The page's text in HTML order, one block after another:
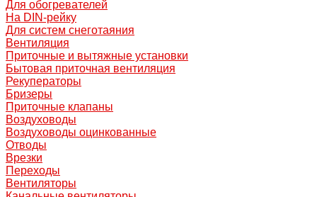
Для обогревателей
На DIN-рейку
Для систем снеготаяния
Вентиляция
Приточные и вытяжные установки
Бытовая приточная вентиляция
Рекуператоры
Бризеры
Приточные клапаны
Воздуховоды
Воздуховоды оцинкованные
Отводы
Врезки
Переходы
Вентиляторы